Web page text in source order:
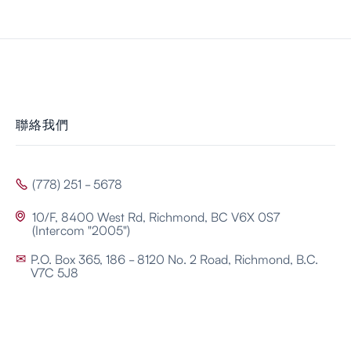
聯絡我們
 (778) 251 - 5678
 10/F, 8400 West Rd, Richmond, BC V6X 0S7
(Intercom "2005")
✉ P.O. Box 365, 186 - 8120 No. 2 Road, Richmond, B.C.
V7C 5J8